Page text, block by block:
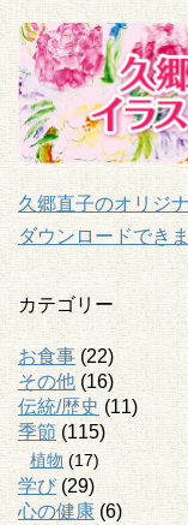
久郷直子のオリジ
ダウンロードできま
カテゴリー
お食事 (22)
その他 (16)
伝統/歴史 (11)
季節(115)
植物(17)
学び(29)
心の健康 (6)